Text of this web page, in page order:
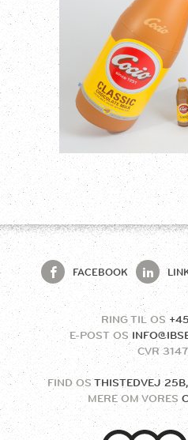
FACEBOOK
RING TIL OS
E-POST OS
MERE OM VORES
FIND OS THISTEDVEJ
CVR